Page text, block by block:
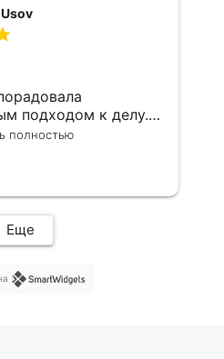
подходом к делу.
полностью
Еще